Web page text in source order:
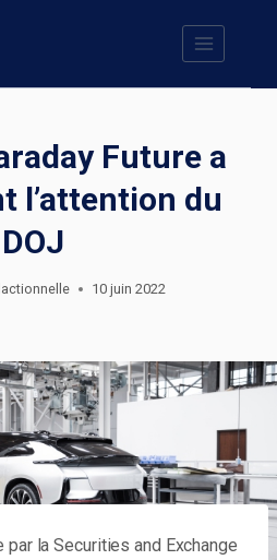
Future a
l’attention du
DOJ
10 juin 2022
par la Securities and Exchange